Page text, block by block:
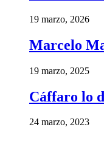
19 marzo, 2026
Marcelo
19 marzo, 2025
Cáffaro lo
24 marzo, 2023